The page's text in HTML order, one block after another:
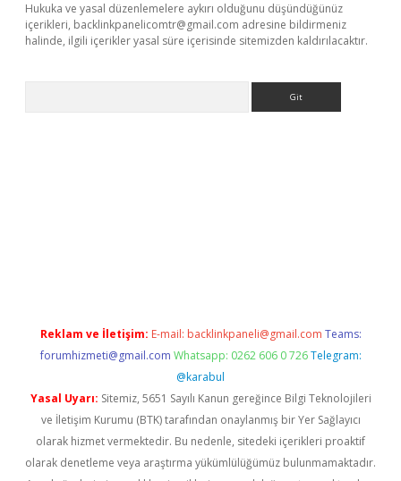
Hukuka ve yasal düzenlemelere aykırı olduğunu düşündüğünüz
içerikleri, backlinkpanelicomtr@gmail.com adresine bildirmeniz
halinde, ilgili içerikler yasal süre içerisinde sitemizden kaldırılacaktır.
Reklam ve İletişim: E-mail: backlinkpaneli@gmail.com Teams:
forumhizmeti@gmail.com Whatsapp: 0262 606 0 726 Telegram:
@karabul
Yasal Uyarı: Sitemiz, 5651 Sayılı Kanun gereğince Bilgi Teknolojileri
ve İletişim Kurumu (BTK) tarafından onaylanmış bir Yer Sağlayıcı
olarak hizmet vermektedir. Bu nedenle, sitedeki içerikleri proaktif
olarak denetleme veya araştırma yükümlülüğümüz bulunmamaktadır.